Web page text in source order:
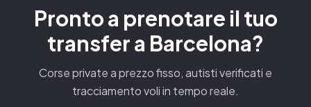
Pronto a prenotare il tuo
transfer a Barcelona?
Corse private a prezzo fisso, autisti verificati e
tracciamento voli in tempo reale.